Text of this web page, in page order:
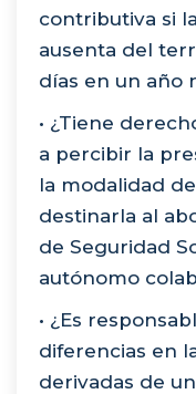
contributiva si
ausenta del
días en un año
• ¿Tiene
a percibir la
la modalidad
destinarla al
de Seguridad
autónomo
• ¿Es
diferencias en
derivadas de